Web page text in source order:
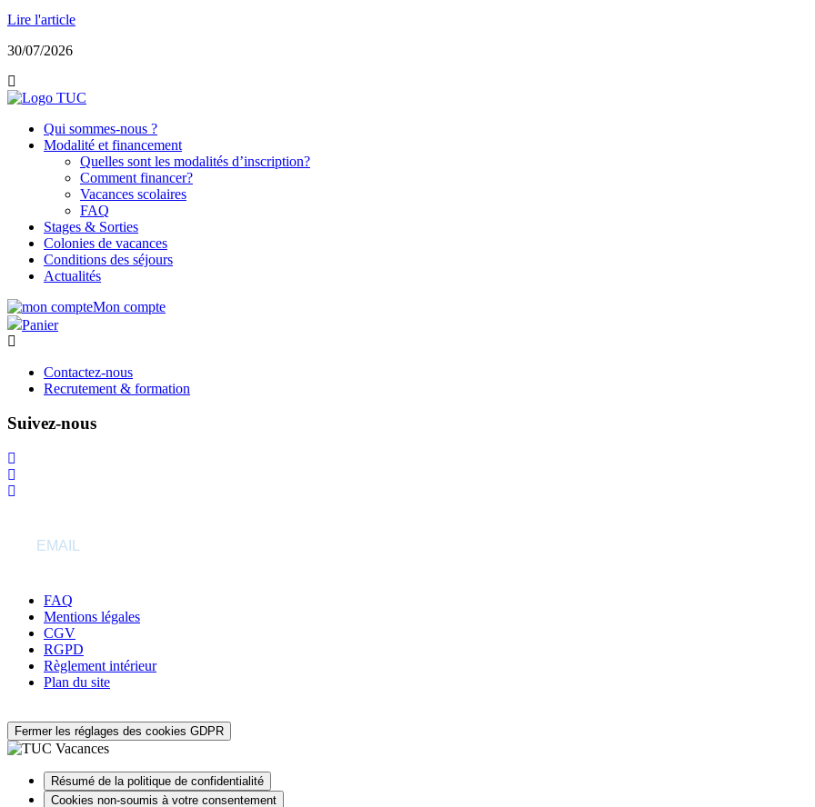
Lire l'article
30/07/2026
Qui sommes-nous ?
Modalité et financement
Quelles sont les modalités d’inscription?
Comment financer?
Vacances scolaires
FAQ
Stages & Sorties
Colonies de vacances
Conditions des séjours
Actualités
Mon compte
Panier
Contactez-nous
Recrutement & formation
Suivez-nous
FAQ
Mentions légales
CGV
RGPD
Règlement intérieur
Plan du site
Fermer les réglages des cookies GDPR
Résumé de la politique de confidentialité
Cookies non-soumis à votre consentement